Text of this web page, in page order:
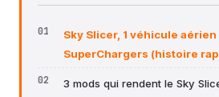
Sky Slicer, 1 véhicule
SuperChargers (histoire
3 mods qui rendent le Sky